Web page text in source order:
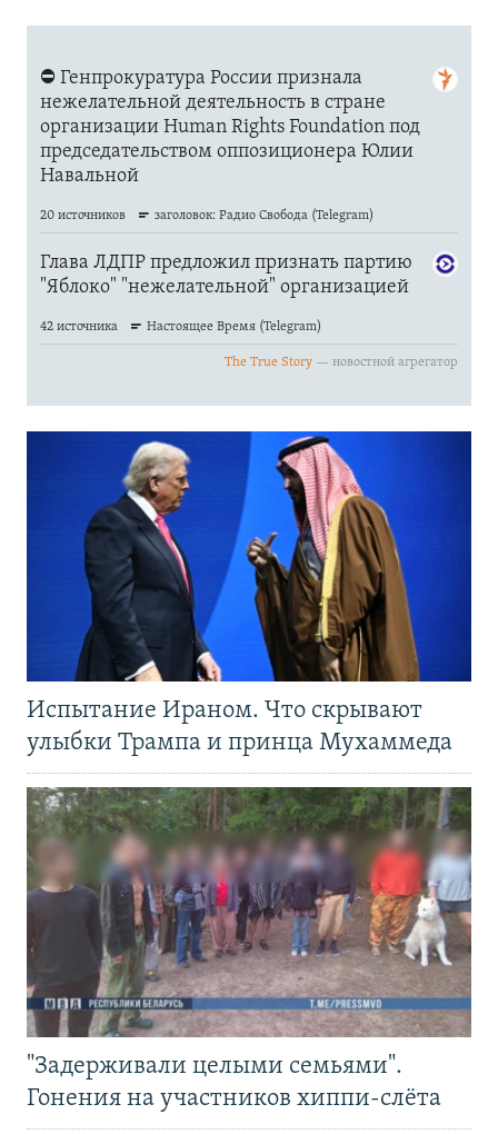
Испытание Ираном. Что скрывают
улыбки Трампа и принца Мухаммеда
"Задерживали целыми семьями".
Гонения на участников хиппи-слёта